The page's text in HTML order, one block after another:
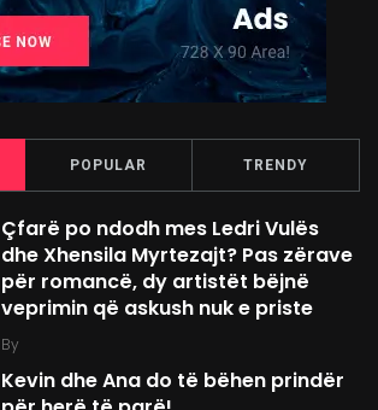
POPULAR TRENDY
Çfarë po ndodh mes Ledri Vulës
dhe Xhensila Myrtezajt? Pas zërave
për romancë, dy artistët bëjnë
veprimin që askush nuk e priste
By
Kevin dhe Ana do të bëhen prindër